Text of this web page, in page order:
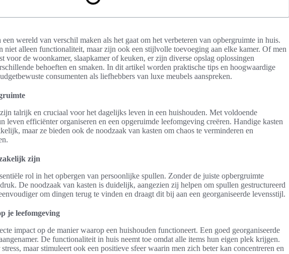
wereld van verschil maken als het gaat om het verbeteren van opbergruimte in huis.
niet alleen functionaliteit, maar zijn ook een stijlvolle toevoeging aan elke kamer. Of men
voor de woonkamer, slaapkamer of keuken, er zijn diverse opslag oplossingen
behoeften en smaken. In dit artikel worden praktische tips en hoogwaardige
consumenten als liefhebbers van luxe meubels aanspreken.
talrijk en cruciaal voor het dagelijks leven in een huishouden. Met voldoende
leven efficiënter organiseren en een opgeruimde leefomgeving creëren. Handige kasten
maar ze bieden ook de noodzaak van kasten om chaos te verminderen en
zijn
rol in het opbergen van persoonlijke spullen. Zonder de juiste opbergruimte
De noodzaak van kasten is duidelijk, aangezien zij helpen om spullen gestructureerd
om dingen terug te vinden en draagt dit bij aan een georganiseerde levensstijl.
je leefomgeving
impact op de manier waarop een huishouden functioneert. Een goed georganiseerde
De functionaliteit in huis neemt toe omdat alle items hun eigen plek krijgen.
maar stimuleert ook een positieve sfeer waarin men zich beter kan concentreren en